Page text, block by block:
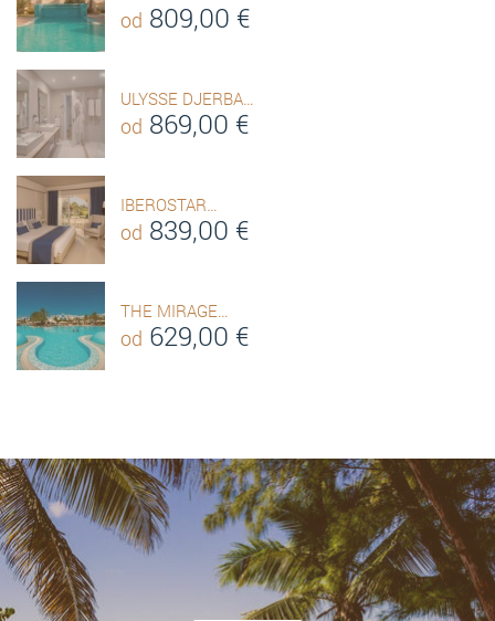
od 809,00 €
ULYSSE DJERBA…
od 869,00 €
IBEROSTAR…
od 839,00 €
THE MIRAGE…
od 629,00 €